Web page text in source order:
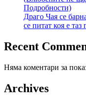
Подробности)
Драго Чая се
се питат коя е
Recent
Няма коментари за
Archives